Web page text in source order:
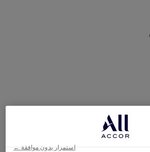
استمرار بدون موافقة ←